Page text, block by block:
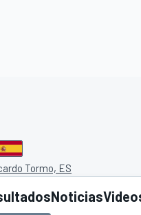
Tormo, ES
Noticias